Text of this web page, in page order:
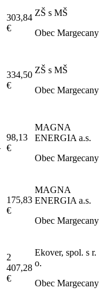
303,84
€
ZŠ s MŠ
Obec Margecany
334,50
€
ZŠ s MŠ
Obec Margecany
98,13
€
MAGNA
ENERGIA a.s.
Obec Margecany
175,83
€
MAGNA
ENERGIA a.s.
Obec Margecany
2
407,28
€
Ekover, spol. s r.
o.
Obec Margecany